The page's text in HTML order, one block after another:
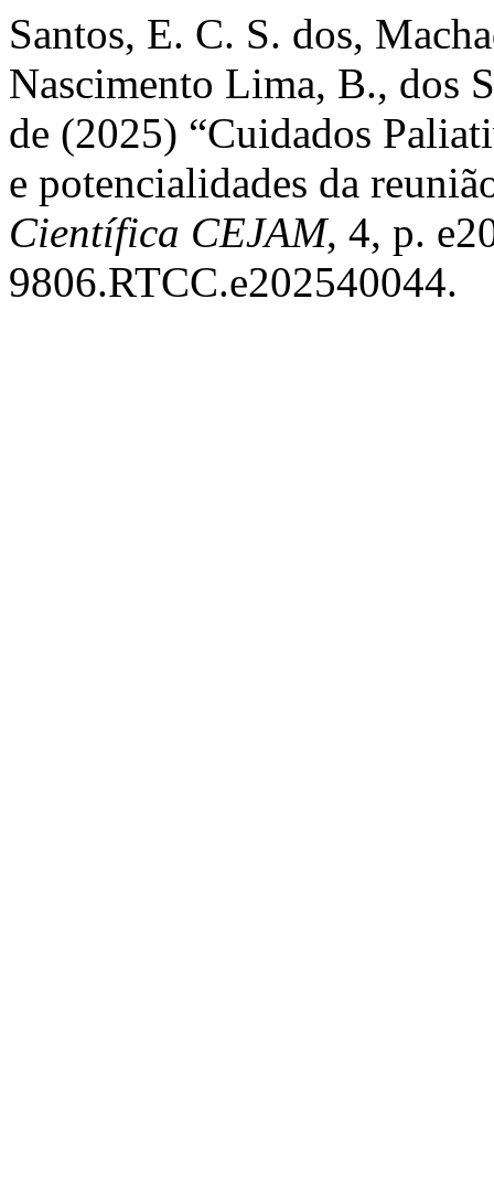
Santos, E. C. S. dos,
Nascimento Lima, B., dos
de (2025) “Cuidados
e potencialidades da
Científica CEJAM, 4, p.
9806.RTCC.e202540044.